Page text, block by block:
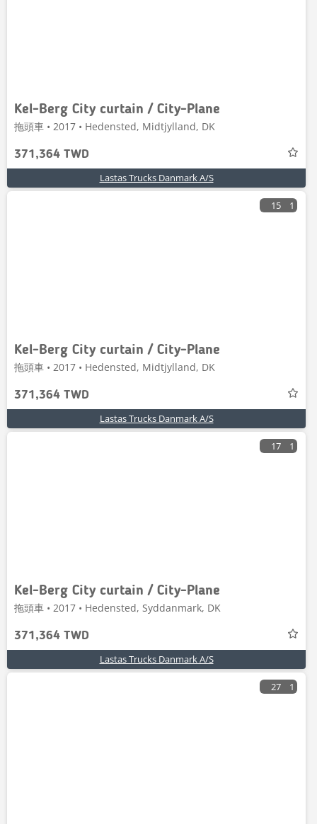
Kel-Berg City curtain / City-Plane
拖頭車 • 2017 • Hedensted, Midtjylland, DK
371,364 TWD
Lastas Trucks Danmark A/S
15 1
Kel-Berg City curtain / City-Plane
拖頭車 • 2017 • Hedensted, Midtjylland, DK
371,364 TWD
Lastas Trucks Danmark A/S
17 1
Kel-Berg City curtain / City-Plane
拖頭車 • 2017 • Hedensted, Syddanmark, DK
371,364 TWD
Lastas Trucks Danmark A/S
27 1